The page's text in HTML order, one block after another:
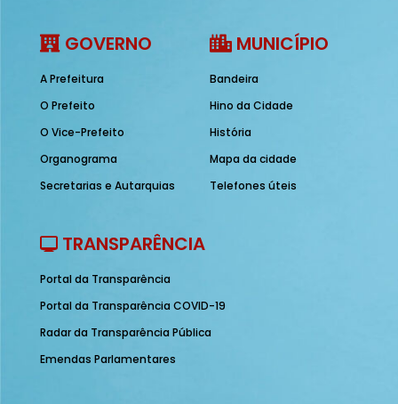
GOVERNO
A Prefeitura
O Prefeito
O Vice-Prefeito
Organograma
Secretarias e Autarquias
MUNICÍPIO
Bandeira
Hino da Cidade
História
Mapa da cidade
Telefones úteis
TRANSPARÊNCIA
Portal da Transparência
Portal da Transparência COVID-19
Radar da Transparência Pública
Emendas Parlamentares